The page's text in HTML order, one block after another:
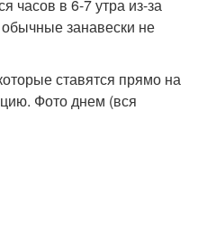
часов в 6-7 утра из-за
занавески не
ставятся прямо на
Фото днем (вся